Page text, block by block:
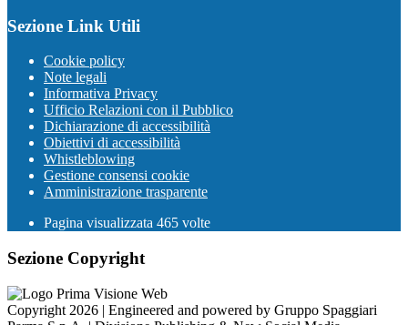
Sezione Link Utili
Cookie policy
Note legali
Informativa Privacy
Ufficio Relazioni con il Pubblico
Dichiarazione di accessibilità
Obiettivi di accessibilità
Whistleblowing
Gestione consensi cookie
Amministrazione trasparente
Pagina visualizzata 465 volte
Sezione Copyright
Copyright 2026 | Engineered and powered by Gruppo Spaggiari